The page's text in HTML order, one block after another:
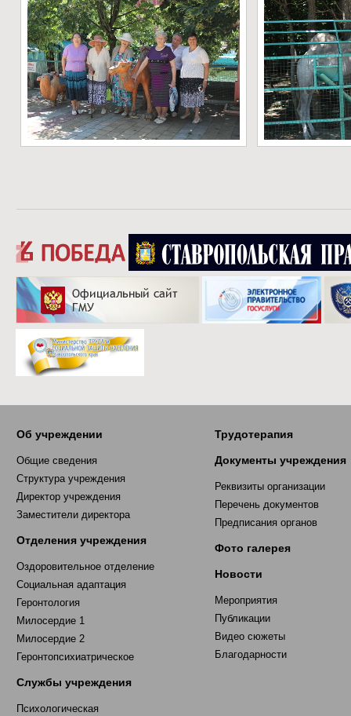
Об учреждении
Общие сведения
Структура учреждения
Директор учреждения
Заместители директора
Отделения учреждения
Оздоровительное отделение
Социальная адаптация
Геронтология
Милосердие 1
Милосердие 2
Геронтопсихиатрическое
Службы учреждения
Психологическая
Трудотерапия
Документы учреждения
Реквизиты организации
Перечень документов
Предписания органов
Фото галерея
Новости
Мероприятия
Публикации
Видео сюжеты
Благодарности